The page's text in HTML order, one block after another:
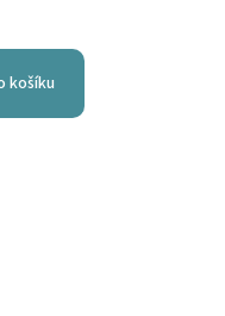
košíku